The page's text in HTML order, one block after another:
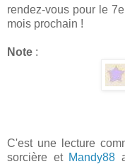
rendez-vous pour le
mois prochain !
Note :
C'est une lecture
sorcière et Mandy88